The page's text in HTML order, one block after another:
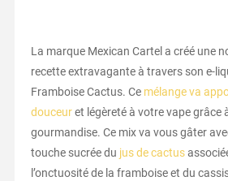
La marque Mexican Cartel a créé une
recette extravagante à travers son e-
Framboise Cactus. Ce mélange va
douceuret légèreté à votre vape grâce
gourmandise. Ce mix va vous gâter
touche sucrée du jus de cactus
l’onctuosité de la framboise et du